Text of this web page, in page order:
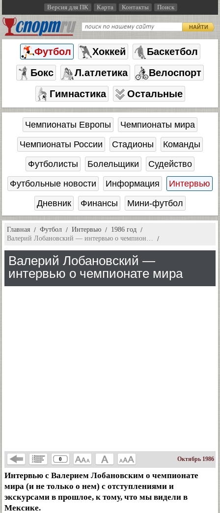
Версия для ПК Карта Контакты Поиск
НАЙТИ
Футбол Хоккей
Баскетбол
Бокс
Л.атлетика
Велоспорт
Гимнастика
Остальные
Чемпионаты Европы
Чемпионаты мира
Чемпионаты России
Стадионы
Команды
Футболисты
Болельщики
Судейство
Футбольные новости
Информация
Интервью
Дневник
Финансы Мини-футбол
Главная Футбол Интервью
1986 год
Валерий Лобановский — интервью о чемпион…
Валерий Лобановский —
интервью о чемпионате мира
0 Октябрь 1986
Интервью с Валерием Лобановским о чемпионате
мира (и не только о нем) с отступлениями и
экскурсами в прошлое, к тому, что мы видели в
Мексике.